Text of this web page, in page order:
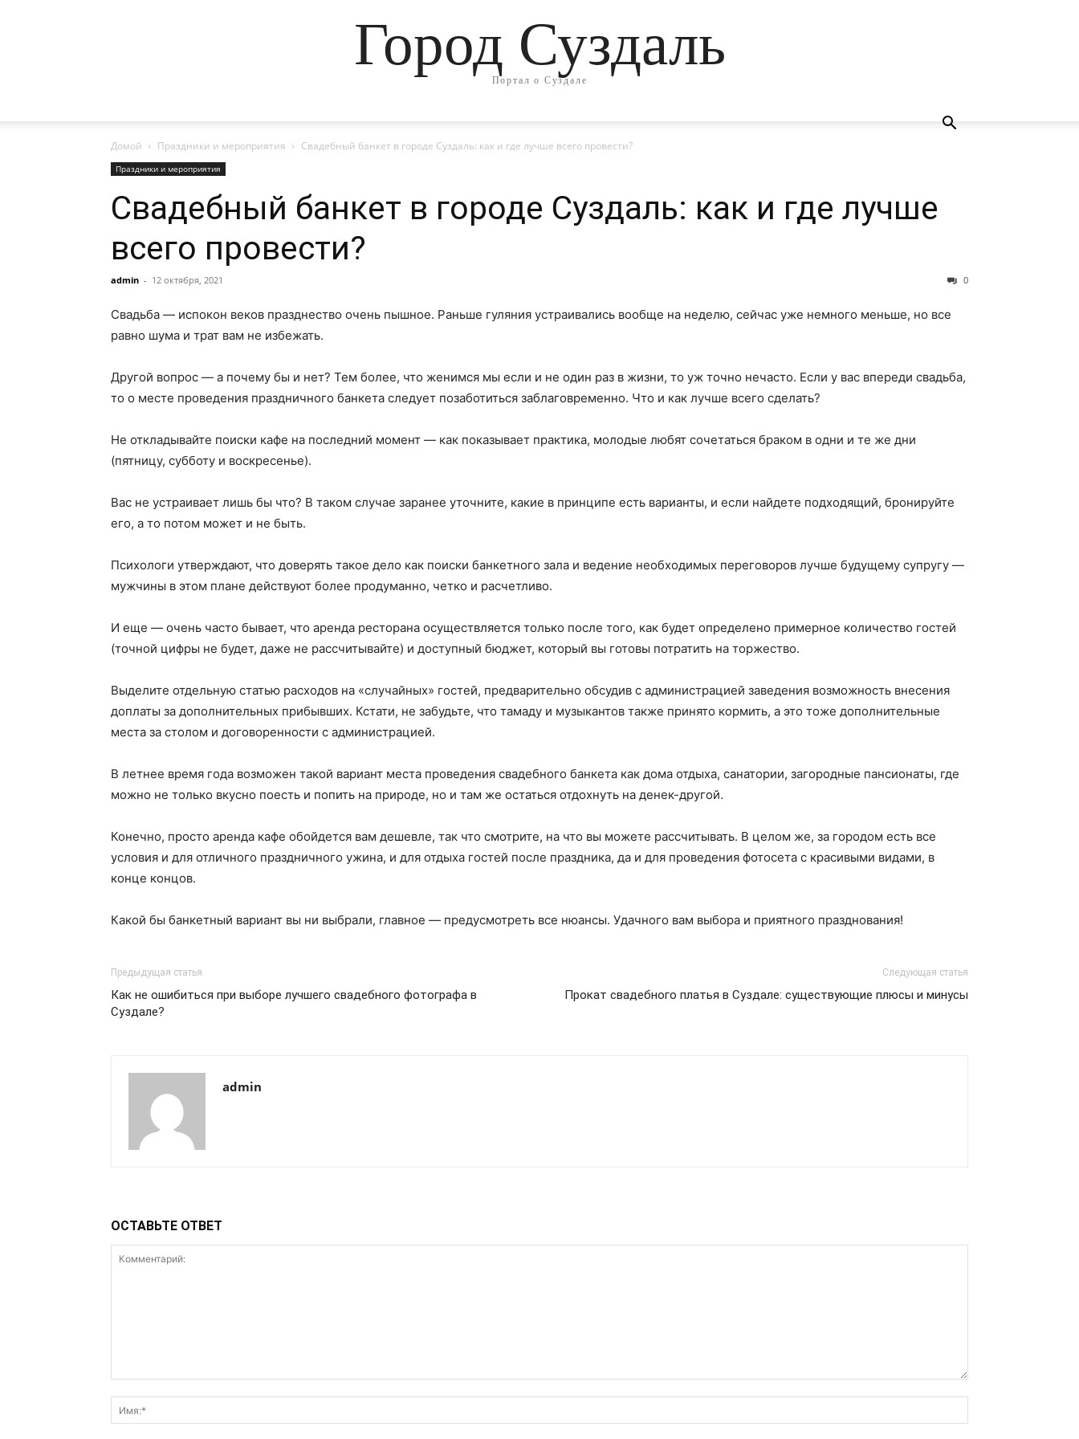
Город Суздаль
Портал о Суздале
Домой Праздники и мероприятия Свадебный банкет в городе Суздаль: как и где лучше всего провести?
Праздники и мероприятия
Свадебный банкет в городе Суздаль: как и где лучше
всего провести?
admin - 12 октября, 2021 0
Свадьба — испокон веков празднество очень пышное. Раньше гуляния устраивались вообще на неделю, сейчас уже немного меньше, но все
равно шума и трат вам не избежать.
Другой вопрос — а почему бы и нет? Тем более, что женимся мы если и не один раз в жизни, то уж точно нечасто. Если у вас впереди свадьба,
то о месте проведения праздничного банкета следует позаботиться заблаговременно. Что и как лучше всего сделать?
Не откладывайте поиски кафе на последний момент — как показывает практика, молодые любят сочетаться браком в одни и те же дни
(пятницу, субботу и воскресенье).
Вас не устраивает лишь бы что? В таком случае заранее уточните, какие в принципе есть варианты, и если найдете подходящий, бронируйте
его, а то потом может и не быть.
Психологи утверждают, что доверять такое дело как поиски банкетного зала и ведение необходимых переговоров лучше будущему супругу —
мужчины в этом плане действуют более продуманно, четко и расчетливо.
И еще — очень часто бывает, что аренда ресторана осуществляется только после того, как будет определено примерное количество гостей
(точной цифры не будет, даже не рассчитывайте) и доступный бюджет, который вы готовы потратить на торжество.
Выделите отдельную статью расходов на «случайных» гостей, предварительно обсудив с администрацией заведения возможность внесения
доплаты за дополнительных прибывших. Кстати, не забудьте, что тамаду и музыкантов также принято кормить, а это тоже дополнительные
места за столом и договоренности с администрацией.
В летнее время года возможен такой вариант места проведения свадебного банкета как дома отдыха, санатории, загородные пансионаты, где
можно не только вкусно поесть и попить на природе, но и там же остаться отдохнуть на денек-другой.
Конечно, просто аренда кафе обойдется вам дешевле, так что смотрите, на что вы можете рассчитывать. В целом же, за городом есть все
условия и для отличного праздничного ужина, и для отдыха гостей после праздника, да и для проведения фотосета с красивыми видами, в
конце концов.
Какой бы банкетный вариант вы ни выбрали, главное — предусмотреть все нюансы. Удачного вам выбора и приятного празднования!
Предыдущая статья
Как не ошибиться при выборе лучшего свадебного фотографа в
Суздале?
Следующая статья
Прокат свадебного платья в Суздале: существующие плюсы и минусы
admin
ОСТАВЬТЕ ОТВЕТ